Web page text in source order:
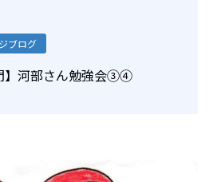
ブログ
】河部さん勉強会③④